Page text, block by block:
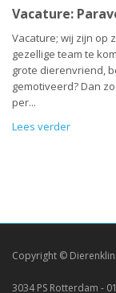
Vacature:
Vacature; wij zijn op
gezellige team te
grote dierenvriend,
gemotiveerd? Dan
per...
Lees verder
Copyright ©
3034 PS Rotterdam -